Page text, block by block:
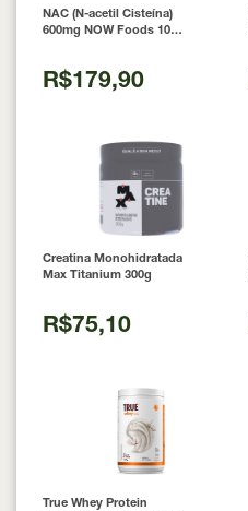
NAC (N-acetil Cisteína)
600mg NOW Foods 100
R$179,90
Creatina Monohidratada
Max Titanium 300g
R$75,10
True Whey Protein